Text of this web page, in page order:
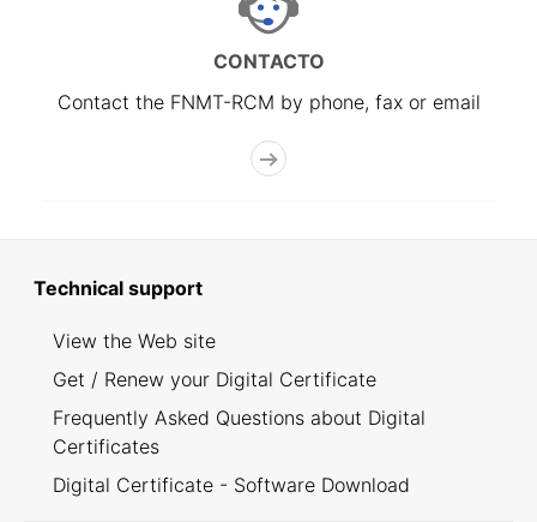
CONTACTO
Contact the FNMT-RCM by phone, fax or email
Technical support
View the Web site
Get / Renew your Digital Certificate
Frequently Asked Questions about Digital
Certificates
Digital Certificate - Software Download